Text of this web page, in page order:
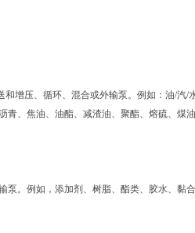
增压、循环、混合或外输泵。例如：油/汽/
、焦油、油酯、减渣油、聚酯、熔硫、煤油
泵。例如，添加剂、树脂、酯类、胶水、黏